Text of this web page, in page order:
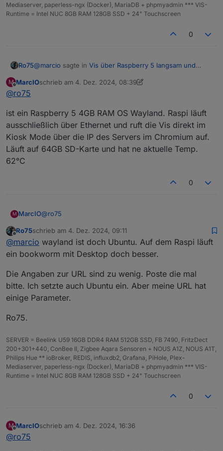
Mediaserver, paperless-ngx (Docker), MariaDB + phpmyadmin *** VIS-
Runtime = Intel NUC 8GB RAM 128GB SSD + 24" Touchscreen
0
Ro75@marcio sagte in Vis über Raspberry 5 langsam und
gut dann alle technischen Daten zum Raspi, inkl.
Betriebssystem. Anbindung Netzwerk, Temperatur,
SSD/SD-Karte. Aufruf URL...
Ro75.
M
Offline
MarcIOschrieb am 4. Dez. 2024, 08:39
zuletzt editiert von MarcIO12. Apr. 2024, 09:40
@ro75
ist ein Raspberry 5 4GB RAM OS Wayland. Raspi läuft
ausschließlich über Ethernet und ruft die Vis direkt im
Kiosk Mode über die IP des Servers im Chromium auf.
Läuft auf 64GB SD-Karte und hat ne aktuelle Temp.
62°C
0
M MarcIO@ro75
ist ein Raspberry 5 4GB RAM OS Wayland. Raspi läuft
ausschließlich über Ethernet und ruft die Vis direkt im
Kiosk Mode über die IP des Servers im Chromium auf.
Läuft auf 64GB SD-Karte und hat ne aktuelle Temp.
62°C
Offline
Ro75schrieb am 4. Dez. 2024, 09:11
zuletzt editiert von
@marcio wayland ist doch Ubuntu. Auf dem Raspi läuft
ein bookworm mit Desktop doch besser.
Die Angaben zur URL sind zu wenig. Poste die mal
bitte. Ich setzte auch Ubuntu ein. Aber meine URL hat
einige Parameter.
Ro75.
SERVER = Beelink U59 16GB DDR4 RAM 512GB SSD, FB 7490, FritzDect
200+301+440, ConBee II, Zigbee Aqara Sensoren + NOUS A1Z, NOUS A1T,
Philips Hue ** ioBroker, REDIS, influxdb2, Grafana, PiHole, Plex-
Mediaserver, paperless-ngx (Docker), MariaDB + phpmyadmin *** VIS-
Runtime = Intel NUC 8GB RAM 128GB SSD + 24" Touchscreen
0
M
Offline
MarcIOschrieb am 4. Dez. 2024, 16:36
zuletzt editiert von
@ro75